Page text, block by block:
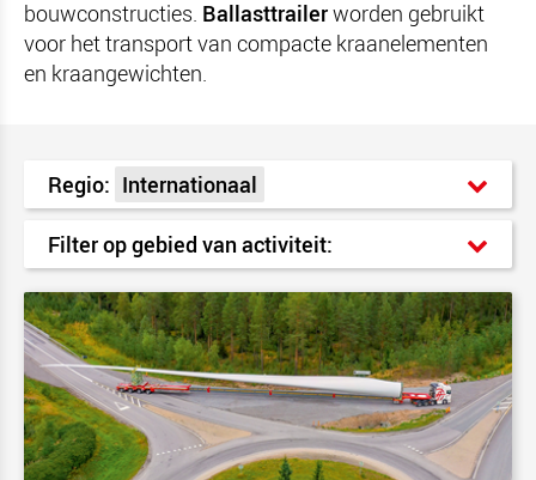
bouwconstructies. Ballasttrailerworden gebruikt
voor het transport van compacte kraanelementen
en kraangewichten.
Regio: Internationaal
Filter op gebied van activiteit: